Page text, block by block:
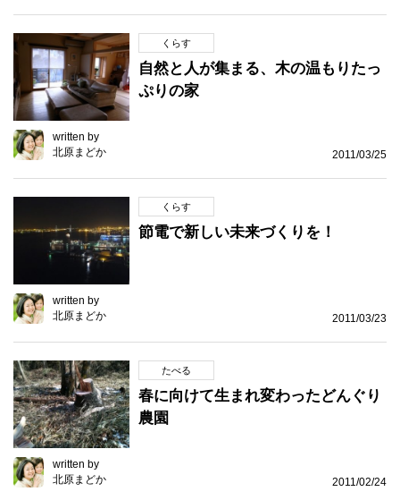
くらす
自然と人が集まる、木の温もりたっ
ぷりの家
written by
北原まどか
2011/03/25
くらす
節電で新しい未来づくりを！
written by
北原まどか
2011/03/23
たべる
春に向けて生まれ変わったどんぐり
農園
written by
北原まどか
2011/02/24